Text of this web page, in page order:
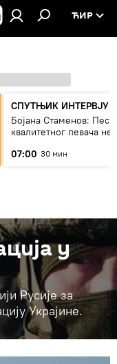
ЋИР
СПУТЊИК ИНТЕРВЈУ
Бојана Стаменов:
квалитетног певача
07:00 30 мин
у
Русије за
Украјине.